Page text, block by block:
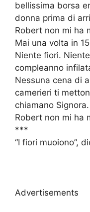
bellissima borsa
donna prima di
Robert non mi ha
Mai una volta in
Niente fiori.
compleanno
Nessuna cena di
camerieri ti
chiamano Signora.
Robert non mi ha
***
“I fiori muoiono”,
Advertisements